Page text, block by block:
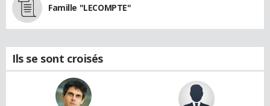
Famille "LECOMPTE"
Ils se sont croisés